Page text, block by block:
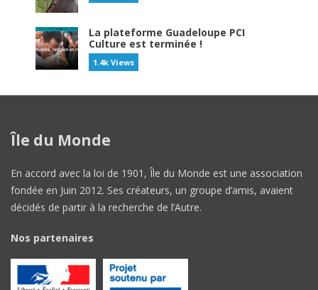
La plateforme Guadeloupe PCI
Culture est terminée !
1.4k Views
Île du Monde
En accord avec la loi de 1901, Île du Monde est une association
fondée en Juin 2012. Ses créateurs, un groupe d’amis, avaient
décidés de partir à la recherche de l’Autre.
Nos partenaires